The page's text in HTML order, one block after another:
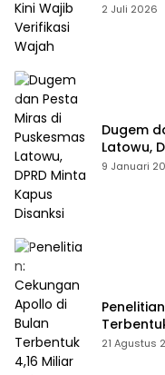
2 Juli 2026
Dugem
Latowu,
9 Januari
21 Agustus